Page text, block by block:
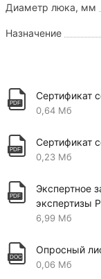
Диаметр люка, мм
Назначение
Сертификат
0,64 Мб
Сертификат
0,23 Мб
Экспертное
экспертизы
6,99 Мб
Опросный
0,06 Мб